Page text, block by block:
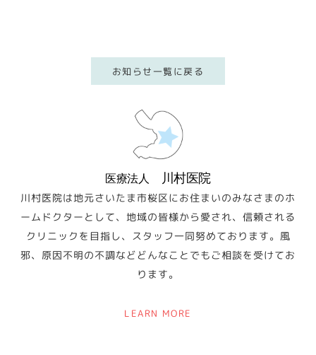
お知らせ一覧に戻る
医療法人 川村医院
川村医院は地元さいたま市桜区にお住まいのみなさまのホ
ームドクターとして、地域の皆様から愛され、信頼される
クリニックを目指し、スタッフ一同努めております。風
邪、原因不明の不調などどんなことでもご相談を受けてお
ります。
LEARN MORE